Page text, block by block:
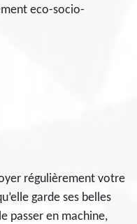
eco-socio-
régulièrement votre
garde ses belles
passer en machine,